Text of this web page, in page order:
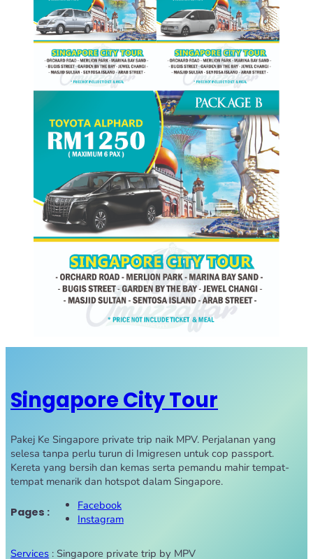
Singapore City Tour
Pakej Ke Singapore private trip naik MPV. Perjalanan yang
selesa tanpa perlu turun di Imigresen untuk cop passport.
Kereta yang bersih dan kemas serta pemandu mahir tempat-
tempat menarik dan hotspot dalam Singapore.
Pages :
Facebook
Instagram
Services : Singapore private trip by MPV